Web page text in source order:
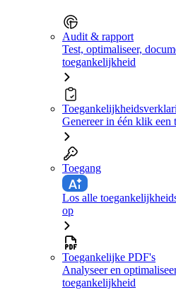
Audit & rapport
Test, optimaliseer,
toegankelijkheid
Genereer in één klik
Toegang
Los alle
op
Toegankelijke PDF's
Analyseer en
toegankelijkheid